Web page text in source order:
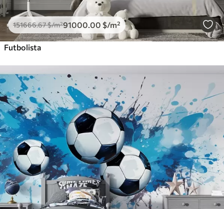
151666.67$/m²91000 .00 $/m²
Futbolista